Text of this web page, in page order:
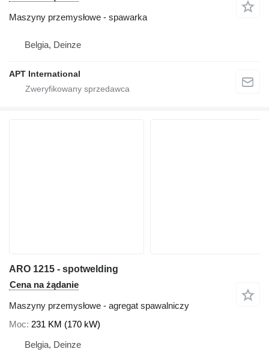
Maszyny przemysłowe - spawarka
Belgia, Deinze
APT International
ARO 1215 - spotwelding
Cena na żądanie
Maszyny przemysłowe - agregat spawalniczy
Moc 231 KM (170 kW)
Belgia, Deinze